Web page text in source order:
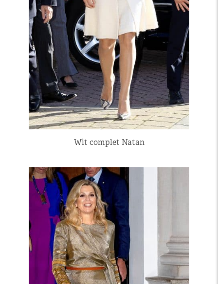
Wit complet Natan